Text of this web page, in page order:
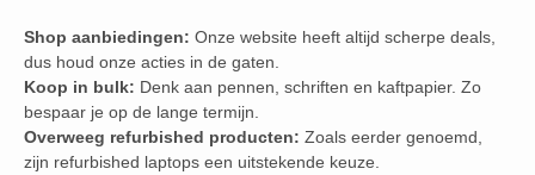
Shop aanbiedingen: Onze website heeft altijd scherpe deals,
dus houd onze acties in de gaten.
Koop in bulk: Denk aan pennen, schriften en kaftpapier. Zo
bespaar je op de lange termijn.
Overweeg refurbished producten: Zoals eerder genoemd,
zijn refurbished laptops een uitstekende keuze.